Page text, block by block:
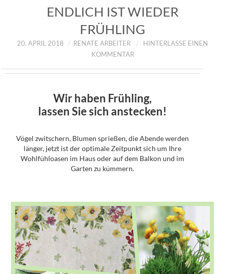
ÜBER UNS
DATENSCHUTZERKLÄRUNG
ENDLICH IST WIEDER
FRÜHLING
20. APRIL 2018 RENATE ARBEITER
HINTERLASSE EINEN
KOMMENTAR
Wir haben Frühling,
lassen Sie sich anstecken!
Vögel zwitschern, Blumen sprießen, die Abende werden
länger, jetzt ist der optimale Zeitpunkt sich um Ihre
Wohlfühloasen im Haus oder auf dem Balkon und im
Garten zu kümmern.